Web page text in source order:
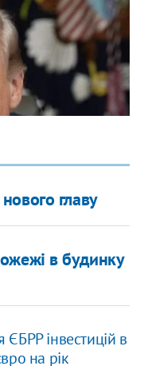
главу
в будинку
ЄБРР інвестицій в
на рік